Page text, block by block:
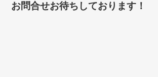
お問合せお待ちしております！